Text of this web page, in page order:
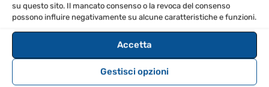
su questo sito. Il mancato consenso o la revoca del consenso
possono influire negativamente su alcune caratteristiche e funzioni.
Accetta
Gestisci opzioni
Magnete Driver
Ferrite
1’ / 25,4 mm